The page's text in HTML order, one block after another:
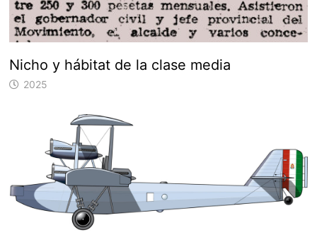
Nicho y hábitat de la clase media
2025